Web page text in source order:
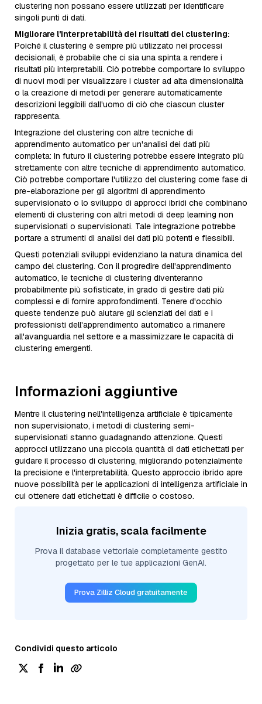
clustering non possano essere utilizzati per identificare
singoli punti di dati.
Migliorare l'interpretabilità dei risultati del clustering:
Poiché il clustering è sempre più utilizzato nei processi
decisionali, è probabile che ci sia una spinta a rendere i
risultati più interpretabili. Ciò potrebbe comportare lo sviluppo
di nuovi modi per visualizzare i cluster ad alta dimensionalità
o la creazione di metodi per generare automaticamente
descrizioni leggibili dall'uomo di ciò che ciascun cluster
rappresenta.
Integrazione del clustering con altre tecniche di
apprendimento automatico per un'analisi dei dati più
completa: In futuro il clustering potrebbe essere integrato più
strettamente con altre tecniche di apprendimento automatico.
Ciò potrebbe comportare l'utilizzo del clustering come fase di
pre-elaborazione per gli algoritmi di apprendimento
supervisionato o lo sviluppo di approcci ibridi che combinano
elementi di clustering con altri metodi di deep learning non
supervisionati o supervisionati. Tale integrazione potrebbe
portare a strumenti di analisi dei dati più potenti e flessibili.
Questi potenziali sviluppi evidenziano la natura dinamica del
campo del clustering. Con il progredire dell'apprendimento
automatico, le tecniche di clustering diventeranno
probabilmente più sofisticate, in grado di gestire dati più
complessi e di fornire approfondimenti. Tenere d'occhio
queste tendenze può aiutare gli scienziati dei dati e i
professionisti dell'apprendimento automatico a rimanere
all'avanguardia nel settore e a massimizzare le capacità di
clustering emergenti.
Informazioni aggiuntive
Mentre il clustering nell'intelligenza artificiale è tipicamente
non supervisionato, i metodi di clustering semi-
supervisionati stanno guadagnando attenzione. Questi
approcci utilizzano una piccola quantità di dati etichettati per
guidare il processo di clustering, migliorando potenzialmente
la precisione e l'interpretabilità. Questo approccio ibrido apre
nuove possibilità per le applicazioni di intelligenza artificiale in
cui ottenere dati etichettati è difficile o costoso.
Inizia gratis, scala facilmente
Prova il database vettoriale completamente gestito
progettato per le tue applicazioni GenAI.
Prova Zilliz Cloud gratuitamente
Condividi questo articolo